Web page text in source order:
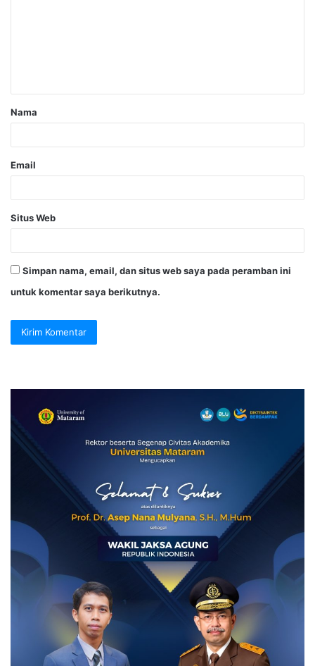
Nama
Email
Situs Web
Simpan nama, email, dan situs web saya pada peramban ini
untuk komentar saya berikutnya.